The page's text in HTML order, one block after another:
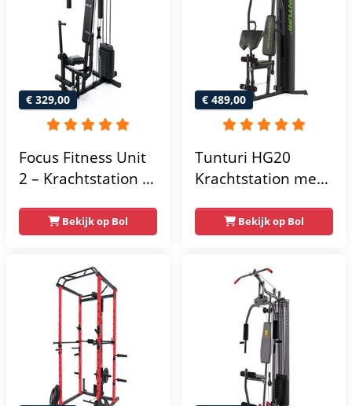
€ 329,00
Focus Fitness Unit
2 – Krachtstation –
– Lat Pulley
Bekijk op Bol
€ 489,00
Tunturi HG20
Krachtstation met
Compacte home
gym met lat pulley
krachtstation voor
thuis - Compact en
multifunctioneel -
Incl. gratis fitness
Bekijk op Bol